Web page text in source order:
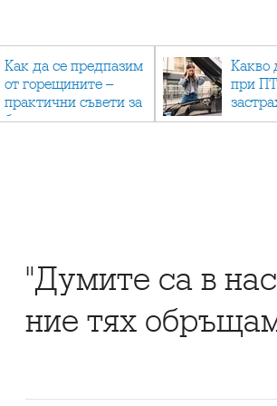
Как да се предпазим
от горещините –
практични съвети за
безопасно лято
Какво
при
"Думите са в
ние тях